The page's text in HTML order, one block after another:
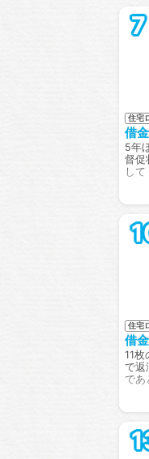
7
住宅
借
5年
督促
し
住宅
借
11枚
で返
であ